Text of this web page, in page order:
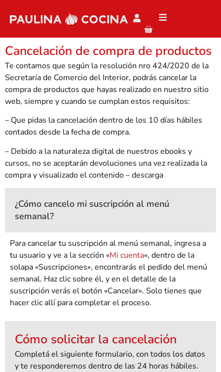
Cancelación de compra de productos
Te contamos que según la resolución nro 424/2020 de la
Secretaría de Comercio del Interior, podrás cancelar la
compra de productos que hayas realizado en nuestro sitio
web, siempre y cuando se cumplan estos requisitos:
– Que pidas la cancelación dentro de los 10 días hábiles
contados desde la fecha de compra.
– Debido a la naturaleza digital de nuestros ebooks y
cursos, no se aceptarán devoluciones una vez realizada la
compra y visualizado el contenido – descarga
Cómo solicitar la cancelación
Completá el siguiente formulario, con todos los datos
y te responderemos dentro de las 24 horas hábiles.
¿Cómo cancelo mi suscripción al menú
semanal?
Para cancelar tu suscripción al menú semanal, ingresa a
tu usuario y ve a la sección «Mi cuenta«, dentro de la
solapa «Suscripciones», encontrarás el pedido del menú
semanal. Haz clic sobre él, y en el detalle de la
suscripción verás el botón «Cancelar». Solo tienes que
hacer clic allí para completar el proceso.